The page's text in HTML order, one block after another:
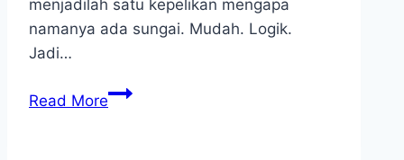
menjadilah satu kepelikan mengapa
namanya ada sungai. Mudah. Logik.
Jadi…
Read MoreMana